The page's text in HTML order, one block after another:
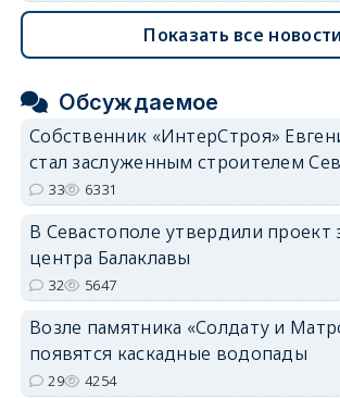
Показать все новости
Обсуждаемое
Собственник «ИнтерСтроя»
стал заслуженным строителем
33 6331
В Севастополе утвердили проект
центра Балаклавы
32 5647
Возле памятника «Солдату и
появятся каскадные водопады
29 4254